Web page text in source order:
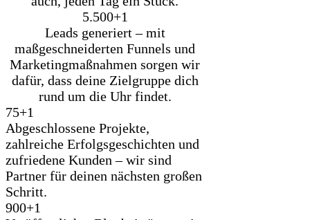
5.500+1
Leads generiert – mit
maßgeschneiderten Funnels und
Marketingmaßnahmen sorgen wir
dafür, dass deine Zielgruppe dich
rund um die Uhr findet.
75+1
Abgeschlossene Projekte,
zahlreiche Erfolgsgeschichten und
zufriedene Kunden – wir sind
Partner für deinen nächsten großen
Schritt.
900+1